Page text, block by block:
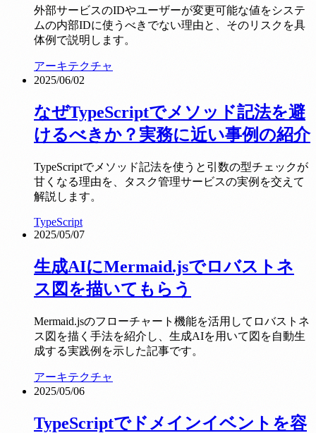
外部サービスのIDやユーザーが変更可能な値をシステ
ムの内部IDに使うべきでない理由と、そのリスクを具
体例で説明します。
アーキテクチャ
2025/06/02
なぜTypeScriptでメソッド記法を避
けるべきか？実務に近い事例の紹介
TypeScriptでメソッド記法を使うと引数の型チェックが
甘くなる理由を、タスク管理サービスの実例を交えて
解説します。
TypeScript
2025/05/07
生成AIにMermaid.jsでロバストネ
ス図を描いてもらう
Mermaid.jsのフローチャート機能を活用してロバストネ
ス図を描く手法を紹介し、生成AIを用いて図を自動生
成する実践例を示した記事です。
アーキテクチャ
2025/05/06
TypeScriptでドメインイベントを容